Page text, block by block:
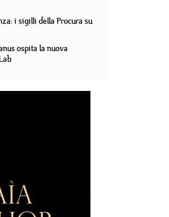
i sigilli della Procura su
ospita la nuova